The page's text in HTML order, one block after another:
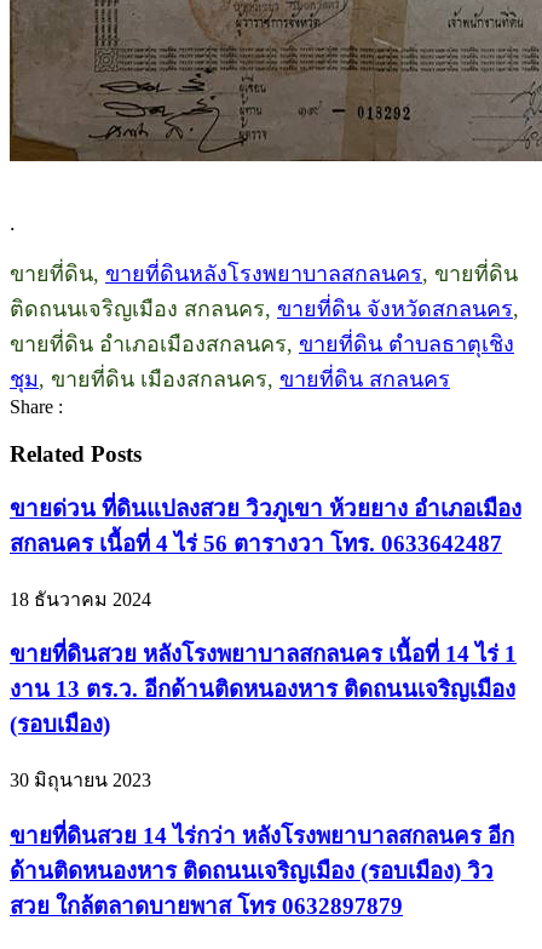
.
ขายที่ดิน, ขายที่ดินหลังโรงพยาบาลสกลนคร, ขายที่ดิน
ติดถนนเจริญเมือง สกลนคร, ขายที่ดิน จังหวัดสกลนคร,
ขายที่ดิน อำเภอเมืองสกลนคร, ขายที่ดิน ตำบลธาตุเชิง
ชุม, ขายที่ดิน เมืองสกลนคร, ขายที่ดิน สกลนคร
Share :
Related Posts
ขายด่วน ที่ดินแปลงสวย วิวภูเขา ห้วยยาง อำเภอเมือง
สกลนคร เนื้อที่ 4 ไร่ 56 ตารางวา โทร. 0633642487
18 ธันวาคม 2024
ขายที่ดินสวย หลังโรงพยาบาลสกลนคร เนื้อที่ 14 ไร่ 1
งาน 13 ตร.ว. อีกด้านติดหนองหาร ติดถนนเจริญเมือง
(รอบเมือง)
30 มิถุนายน 2023
ขายที่ดินสวย 14 ไร่กว่า หลังโรงพยาบาลสกลนคร อีก
ด้านติดหนองหาร ติดถนนเจริญเมือง (รอบเมือง) วิว
สวย ใกล้ตลาดบายพาส โทร 0632897879